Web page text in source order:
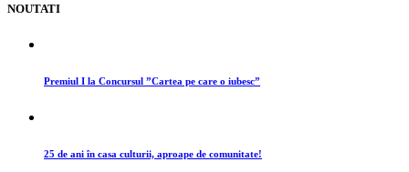
NOUTATI
Premiul I la Concursul ”Cartea pe care o iubesc”
25 de ani în casa culturii, aproape de comunitate!